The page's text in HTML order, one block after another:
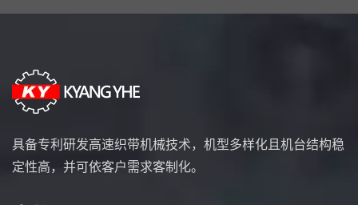
具备专利研发高速织带机械技术，机型多样化且机台结构稳
定性高，并可依客户需求客制化。